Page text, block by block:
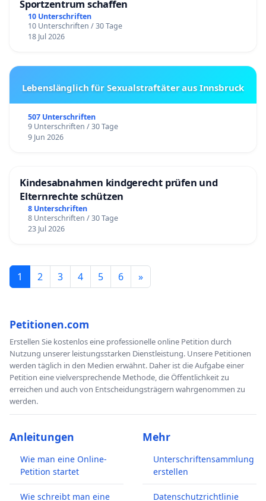
Sportzentrum schaffen
10 Unterschriften
10 Unterschriften / 30 Tage
18 Jul 2026
Lebenslänglich für Sexualstraftäter aus Innsbruck
507 Unterschriften
9 Unterschriften / 30 Tage
9 Jun 2026
Kindesabnahmen kindgerecht prüfen und
Elternrechte schützen
8 Unterschriften
8 Unterschriften / 30 Tage
23 Jul 2026
1 2 3 4 5 6 »
Petitionen.com
Erstellen Sie kostenlos eine professionelle online Petition durch
Nutzung unserer leistungsstarken Dienstleistung. Unsere Petitionen
werden täglich in den Medien erwähnt. Daher ist die Aufgabe einer
Petition eine vielversprechende Methode, die Öffentlichkeit zu
erreichen und auch von Entscheidungsträgern wahrgenommen zu
werden.
Anleitungen
Wie man eine Online-
Petition startet
Wie schreibt man eine
Mehr
Unterschriftensammlung
erstellen
Datenschutzrichtlinie